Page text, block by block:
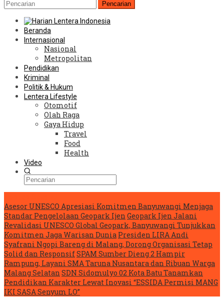
Pencarian
Beranda
Internasional
Nasional
Metropolitan
Pendidikan
Kriminal
Politik & Hukum
Lentera Lifestyle
Otomotif
Olah Raga
Gaya Hidup
Travel
Food
Health
Video
Asesor UNESCO Apresiasi Komitmen Banyuwangi Menjaga
Standar Pengelolaan Geopark Ijen Geopark Ijen Jalani
Revalidasi UNESCO Global Geopark, Banyuwangi Tunjukkan
Komitmen Jaga Warisan Dunia Presiden LIRA Andi
Syafrani Ngopi Bareng di Malang, Dorong Organisasi Tetap
Solid dan ResponsifSPAM Sumber Dieng 2 Hampir
Rampung, Layani SMA Taruna Nusantara dan Ribuan Warga
Malang Selatan SDN Sidomulyo 02 Kota Batu Tanamkan
Pendidikan Karakter Lewat Inovasi “ESSIDA Permisi MANG
IKI SASA Senyum LO”